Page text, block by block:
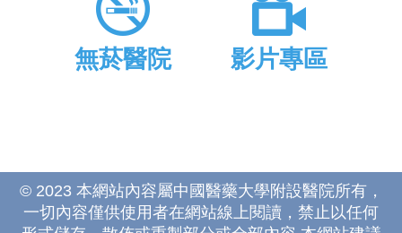
無菸醫院 影片專區
© 2023 本網站內容屬中國醫藥大學附設醫院所有，
一切內容僅供使用者在網站線上閱讀，禁止以任何